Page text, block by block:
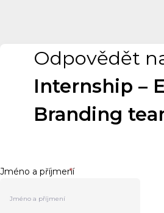
Odpovědět
Internship –
Branding
Jméno a příjmení
*